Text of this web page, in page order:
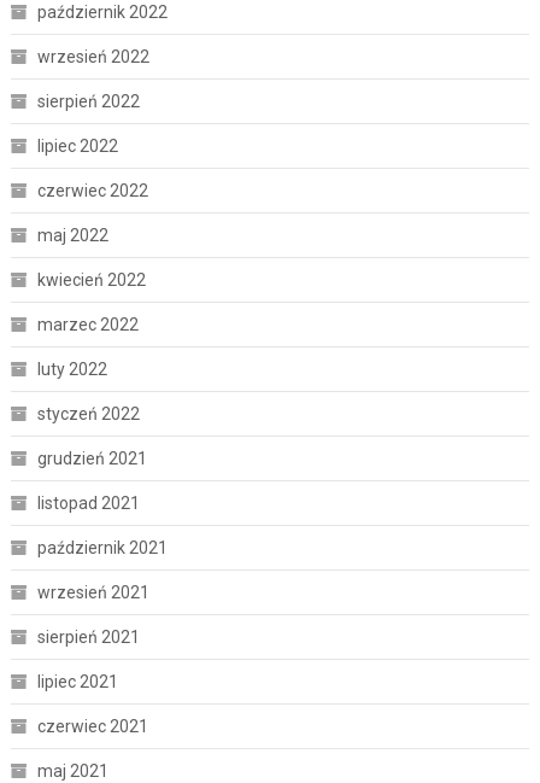
październik 2022
wrzesień 2022
sierpień 2022
lipiec 2022
czerwiec 2022
maj 2022
kwiecień 2022
marzec 2022
luty 2022
styczeń 2022
grudzień 2021
listopad 2021
październik 2021
wrzesień 2021
sierpień 2021
lipiec 2021
czerwiec 2021
maj 2021